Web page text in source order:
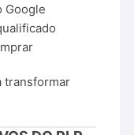
Google
transformar